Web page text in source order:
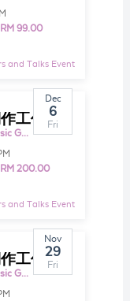
RM 99.00
and Talks Event
Dec
6
Fri
音乐制作工作坊 & 音乐职业发展讲堂
Serene Music Group Sdn Bhd
RM 200.00
and Talks Event
Nov
29
Fri
音乐制作工作坊 & 音乐职业发展讲堂
Serene Music Group Sdn Bhd